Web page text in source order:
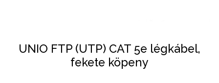
UNIO FTP (UTP) CAT 5e légkábel,
fekete köpeny